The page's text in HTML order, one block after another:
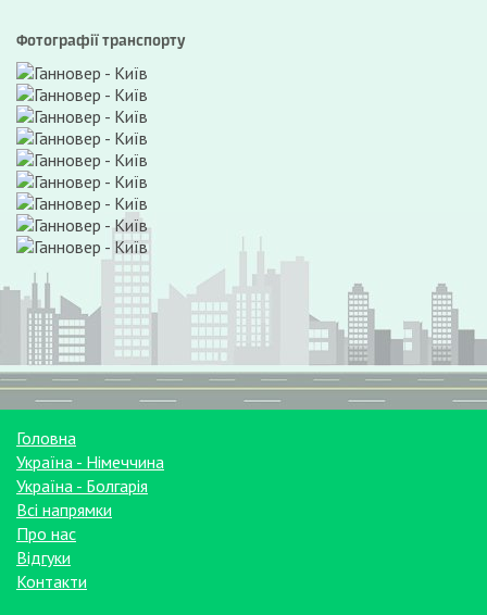
Фотографії транспорту
Головна
Україна - Німеччина
Україна - Болгарія
Всі напрямки
Про нас
Відгуки
Контакти